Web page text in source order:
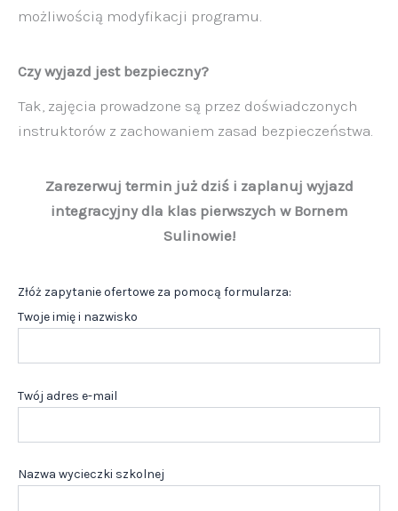
możliwością modyfikacji programu.
Czy wyjazd jest bezpieczny?
Tak, zajęcia prowadzone są przez doświadczonych
instruktorów z zachowaniem zasad bezpieczeństwa.
Zarezerwuj termin już dziś i zaplanuj wyjazd
integracyjny dla klas pierwszych w Bornem
Sulinowie!
Złóż zapytanie ofertowe za pomocą formularza:
Twoje imię i nazwisko
Twój adres e-mail
Nazwa wycieczki szkolnej